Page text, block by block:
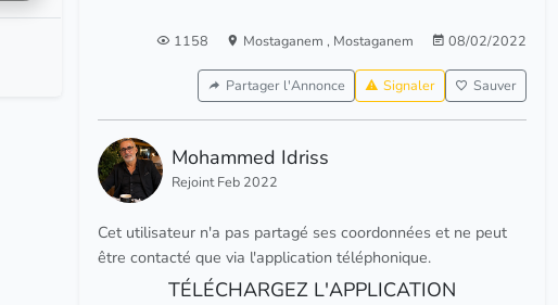
1158 Mostaganem , Mostaganem 08/02/2022
Partager l'Annonce Signaler Sauver
Mohammed Idriss
Rejoint Feb 2022
Cet utilisateur n'a pas partagé ses coordonnées et ne peut
être contacté que via l'application téléphonique.
TÉLÉCHARGEZ L'APPLICATION